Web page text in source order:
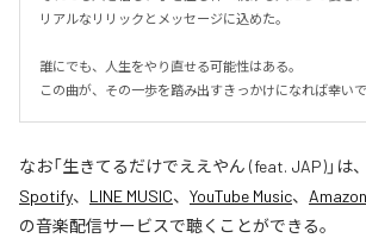
リアルなリリックとメッセージに込めた。
誰にでも、人生をやり直せる可能性はある。
この曲が、その一歩を踏み出すきっかけになれば幸いで
なお「生きてるだけでええやん (feat. JAP)」は、
Spotify、 LINE MUSIC、 YouTube Music、
の音楽配信サービスで聴くことができる。